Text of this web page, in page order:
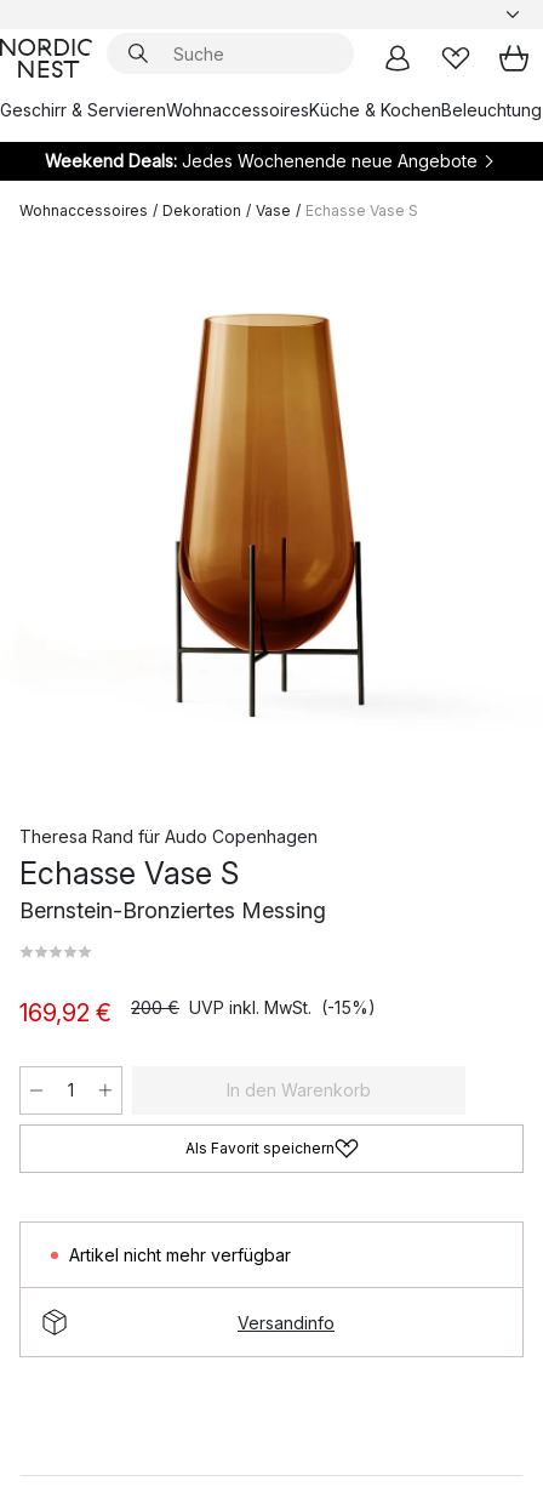
Geschirr & ServierenWohnaccessoiresKüche & KochenBeleuchtung
Weekend Deals:Jedes Wochenende neue Angebote
Wohnaccessoires / Dekoration / Vase / Echasse Vase S
Theresa Rand für Audo Copenhagen
Echasse Vase S
Bernstein-Bronziertes Messing
169,92 € 200 € UVP inkl. MwSt. (-15%)
In den Warenkorb
Als Favorit speichern
Artikel nicht mehr verfügbar
Versandinfo